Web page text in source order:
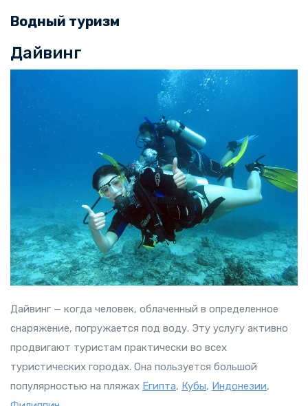
Водный туризм
Дайвинг
Дайвинг — когда человек, облаченный в определенное
снаряжение, погружается под воду. Эту услугу активно
продвигают туристам практически во всех
туристических городах. Она пользуется большой
популярностью на пляжах Египта, Кубы, Индонезии,